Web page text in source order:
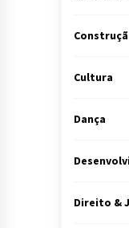
Cultura
Dança
Direito &